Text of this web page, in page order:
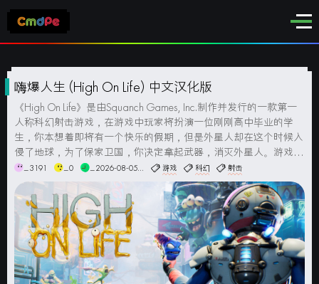
嗨爆人生 (High On Life) 中文汉化版
《High On Life》是由Squanch Games, Inc.制作并发行的一款第一
人称科幻射击游戏，在游戏中玩家将扮演一位刚刚高中毕业的学
生，你本想着即将有一个快乐的假期，但是外星人却在这个时候入
侵了地球，为了保家卫国，你决定拿起武器，消灭外星人。游戏截
图系统要求最低配置:操作系统: Windows 10 或更高版本（64位）
处理器: Intel C...
_3191 _0 _2026-08-05... 游戏 科幻 射击